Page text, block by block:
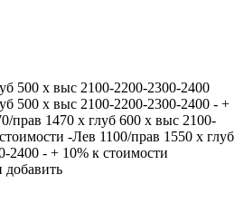
500 х выс 2100-2200-2300-2400
500 х выс 2100-2200-2300-2400 - +
прав 1470 х глуб 600 х выс 2100-
-Лев 1100/прав 1550 х глуб
2400 - + 10% к стоимости